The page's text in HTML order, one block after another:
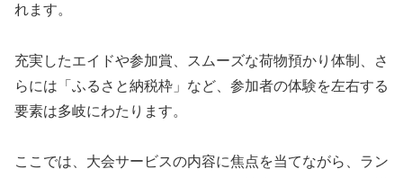
れます。
充実したエイドや参加賞、スムーズな荷物預かり体制、さ
らには「ふるさと納税枠」など、参加者の体験を左右する
要素は多岐にわたります。
ここでは、大会サービスの内容に焦点を当てながら、ラン